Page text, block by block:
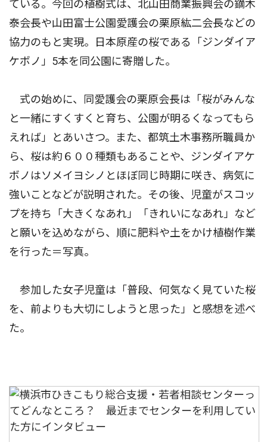
ている。今回の植樹式は、北山田商業振興会の鏑木
泰会長や山田富士公園愛護会の栗原紘二会長などの
協力のもと実現。日本原産の桜である「ジンダイア
ケボノ」5本を同公園に寄贈した。
式の始めに、同愛護会の栗原会長は「桜がみんな
と一緒にすくすくと育ち、公園が明るくなってもら
えれば」とあいさつ。また、都筑土木事務所職員か
ら、桜は約６００種類もあることや、ジンダイアケ
ボノはソメイヨシノとほぼ同じ時期に咲き、病気に
強いことなどが説明された。その後、児童がスコッ
プを持ち「大きくなあれ」「きれいになあれ」など
と願いを込めながら、順に肥料や土をかけ植樹作業
を行った＝写真。
参加した女子児童は「普段、何気なく見ていた桜
を、前よりも大切にしようと思った」と感想を述べ
た。